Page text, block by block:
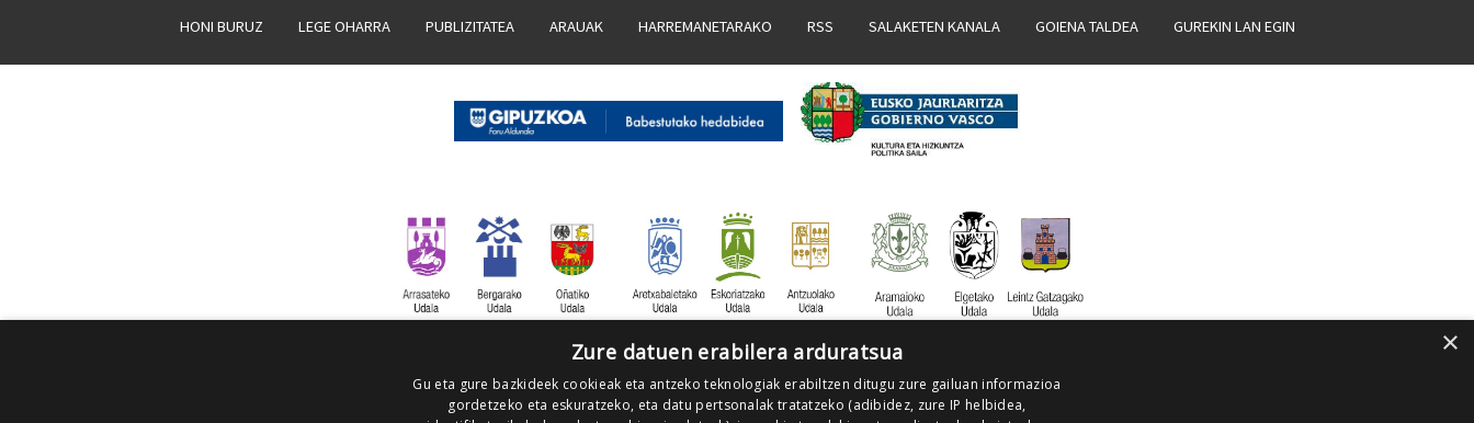
HONI BURUZ LEGE OHARRA PUBLIZITATEA ARAUAK HARREMANETARAKO RSS SALAKETEN KANALA GOIENA TALDEA GUREKIN LAN EGIN
×
Zure datuen erabilera arduratsua
Gu eta gure bazkideek cookieak eta antzeko teknologiak erabiltzen ditugu zure gailuan informazioa
gordetzeko eta eskuratzeko, eta datu pertsonalak tratatzeko (adibidez, zure IP helbidea,